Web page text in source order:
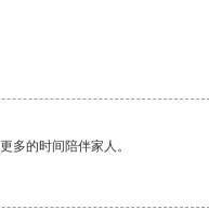
多的时间陪伴家人。